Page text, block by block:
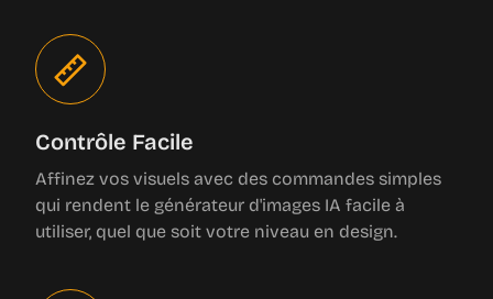
Contrôle Facile
Affinez vos visuels avec des commandes simples
qui rendent le générateur d'images IA facile à
utiliser, quel que soit votre niveau en design.